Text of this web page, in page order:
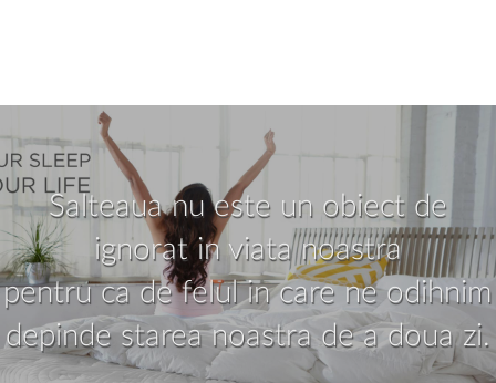
Salteaua nu este un obiect de
ignorat in viata noastra
pentru ca de felul in care ne odihnim
depinde starea noastra de a doua zi.